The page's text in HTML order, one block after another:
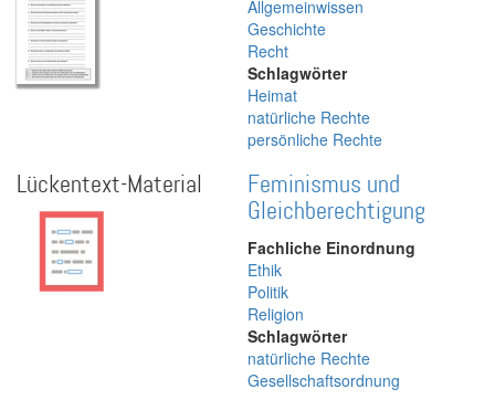
Allgemeinwissen
Geschichte
Recht
Schlagwörter
Heimat
natürliche Rechte
persönliche Rechte
Lückentext-Material
Feminismus und
Gleichberechtigung
Fachliche Einordnung
Ethik
Politik
Religion
Schlagwörter
natürliche Rechte
Gesellschaftsordnung